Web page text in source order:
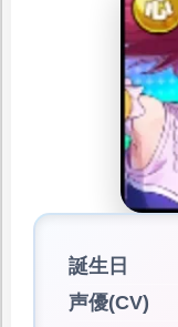
誕生日
声優(CV)